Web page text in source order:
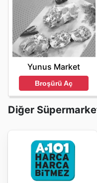
Yunus Market
Broşürü Aç
Diğer